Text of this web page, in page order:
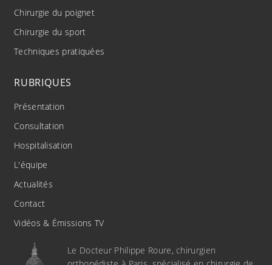
Chirurgie du poignet
Chirurgie du sport
Techniques pratiquées
RUBRIQUES
Présentation
Consultation
Hospitalisation
L'équipe
Actualités
Contact
Vidéos & Émissions TV
Le Docteur Philippe Roure, chirurgien